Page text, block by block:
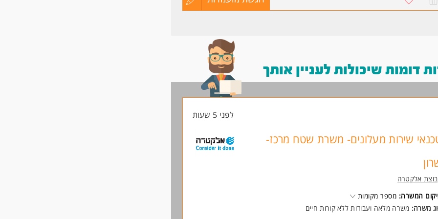
דומות שיכולות לעניין אותך
לפני 5 שעות
שירות מעלונים- משרת שטח מרכז-
אלקטרה
המשרה: מספר מקומות
משרה: משרה מלאה ועבודות ללא קורות חיים